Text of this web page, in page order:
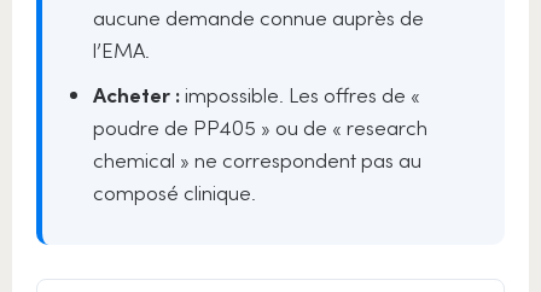
aucune demande connue auprès de
l’EMA.
Acheter :impossible. Les offres de «
poudre de PP405 » ou de « research
chemical » ne correspondent pas au
composé clinique.